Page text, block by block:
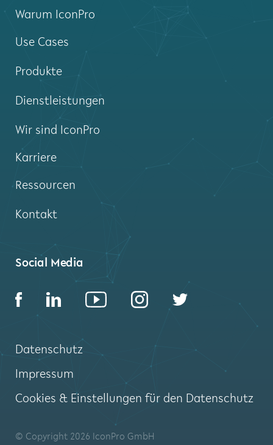
Warum IconPro
Use Cases
Produkte
Dienstleistungen
Wir sind IconPro
Karriere
Ressourcen
Kontakt
Social Media
Datenschutz
Impressum
Cookies & Einstellungen für den Datenschutz
© Copyright 2026 IconPro GmbH